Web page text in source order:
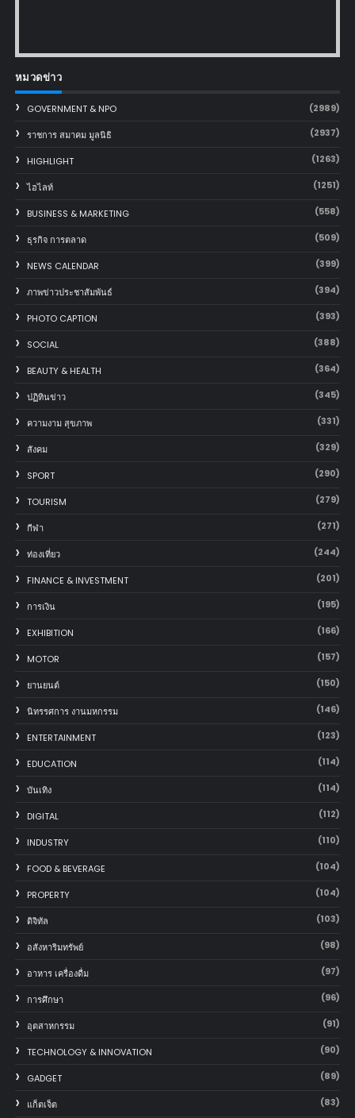
หมวดข่าว
GOVERNMENT & NPO (2989)
ราชการ สมาคม มูลนิธิ (2937)
HIGHLIGHT (1263)
ไฮไลท์ (1251)
BUSINESS & MARKETING (558)
ธุรกิจ การตลาด (509)
NEWS CALENDAR (399)
ภาพข่าวประชาสัมพันธ์ (394)
PHOTO CAPTION (393)
SOCIAL (388)
BEAUTY & HEALTH (364)
ปฏิทินข่าว (345)
ความงาม สุขภาพ (331)
สังคม (329)
SPORT (290)
TOURISM (279)
กีฬา (271)
ท่องเที่ยว (244)
FINANCE & INVESTMENT (201)
การเงิน (195)
EXHIBITION (166)
MOTOR (157)
‎ยานยนต์‎ (150)
นิทรรศการ งานมหกรรม (146)
ENTERTAINMENT (123)
EDUCATION (114)
บันเทิง (114)
DIGITAL (112)
INDUSTRY (110)
FOOD & BEVERAGE (104)
PROPERTY (104)
ดิจิทัล (103)
อสังหาริมทรัพย์ (98)
อาหาร เครื่องดื่ม (97)
การศึกษา (96)
อุตสาหกรรม (91)
TECHNOLOGY & INNOVATION (90)
GADGET (89)
แก็ตเจ็ต (83)